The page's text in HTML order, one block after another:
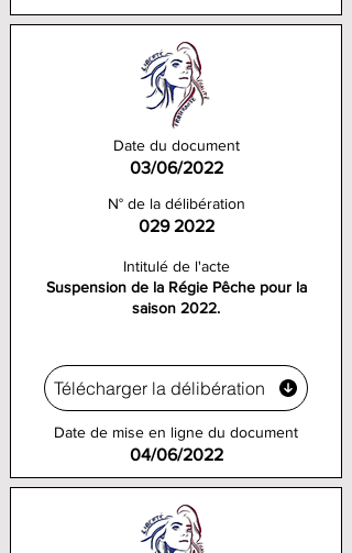
Date du document
03/06/2022
N° de la délibération
029 2022
Intitulé de l'acte
Suspension de la Régie Pêche pour la
saison 2022.
Télécharger la délibération
Date de mise en ligne du document
04/06/2022